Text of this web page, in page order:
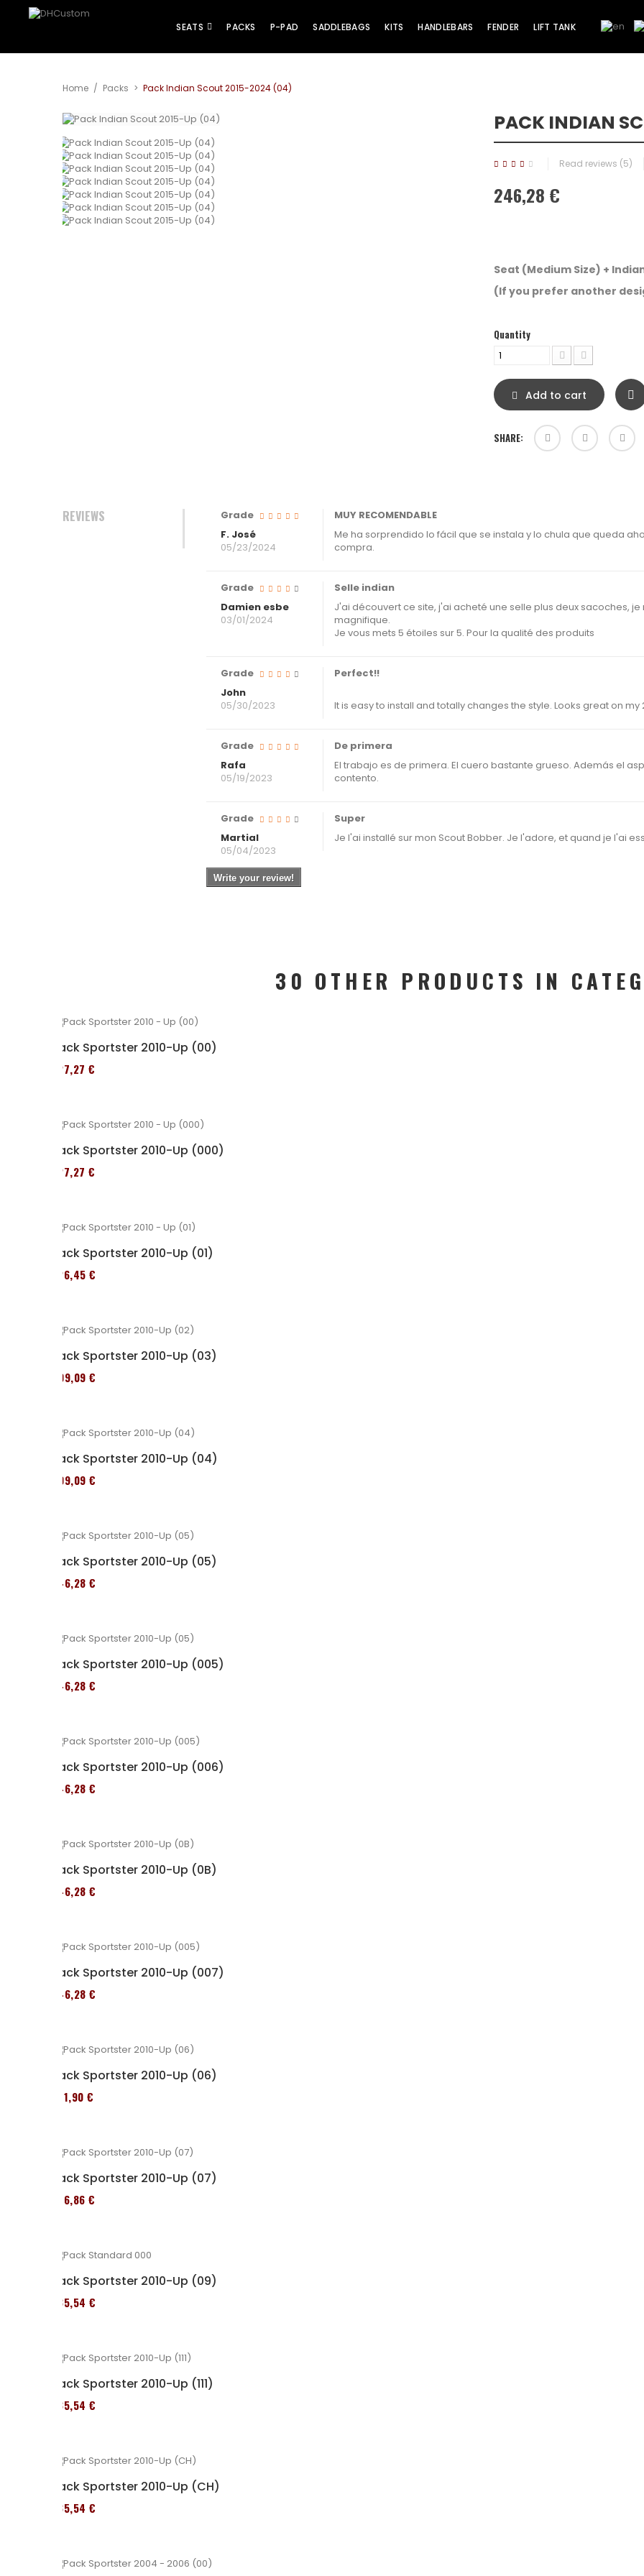
SEATS PACKS P-PAD SADDLEBAGS KITS HANDLEBARS FENDER LIFT TANK
Home / Packs > Pack Indian Scout 2015-2024 (04)
PACK INDIAN
Read reviews (5)
246,28 €
Seat (Medium Size) +
(If you prefer another
Quantity
Add to cart
SHARE:
REVIEWS
Grade
F. José
05/23/2024
MUY RECOMENDABLE
Me ha sorprendido lo fácil que se instala y lo chula que queda
compra.
Grade
Damien esbe
03/01/2024
Selle indian
J'ai découvert ce site, j'ai acheté une selle plus deux sacoches,
magnifique.
Je vous mets 5 étoiles sur 5. Pour la qualité des produits
Grade
John
05/30/2023
Perfect!!
It is easy to install and totally changes the style. Looks great on my
Grade
Rafa
05/19/2023
De primera
El trabajo es de primera. El cuero bastante grueso. Además el
contento.
Grade
Martial
05/04/2023
Super
Je l'ai installé sur mon Scout Bobber. Je l'adore, et quand je l'ai
Write your review!
30 OTHER PRODUCTS IN
Pack Sportster 2010-Up (00)
227,27 €
Pack Sportster 2010-Up (000)
227,27 €
Pack Sportster 2010-Up (01)
326,45 €
Pack Sportster 2010-Up (03)
409,09 €
Pack Sportster 2010-Up (04)
409,09 €
Pack Sportster 2010-Up (05)
246,28 €
Pack Sportster 2010-Up (005)
246,28 €
Pack Sportster 2010-Up (006)
246,28 €
Pack Sportster 2010-Up (0B)
246,28 €
Pack Sportster 2010-Up (007)
246,28 €
Pack Sportster 2010-Up (06)
371,90 €
Pack Sportster 2010-Up (07)
276,86 €
Pack Sportster 2010-Up (09)
235,54 €
Pack Sportster 2010-Up (111)
235,54 €
Pack Sportster 2010-Up (CH)
235,54 €